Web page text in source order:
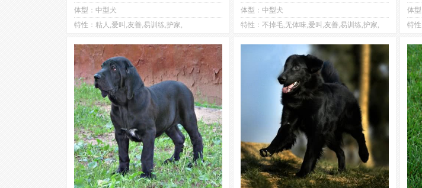
体型：中型犬
特性：粘人,爱叫,友善,易训练,护家,
4
5 4
体型：中型犬
特性：不掉毛,无体味,爱叫,友善,易训练,护家,
2
2
体
特